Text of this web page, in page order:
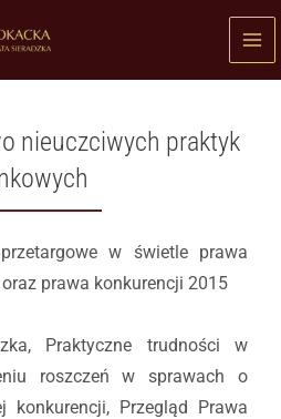
nieuczciwych praktyk
w świetle prawa
prawa konkurencji 2015
Praktyczne trudności w
roszczeń w sprawach o
konkurencji, Przegląd Prawa